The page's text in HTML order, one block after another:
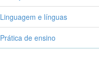
Linguagem e línguas
Prática de ensino